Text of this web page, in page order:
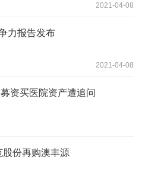
2021-04-08
力报告发布
2021-04-08
资买医院资产遭追问
份再购澳丰源